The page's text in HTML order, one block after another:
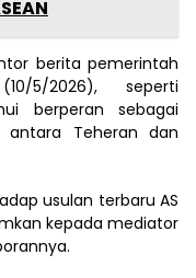
berita pemerintah
5/2026), seperti
berperan sebagai
Teheran dan
usulan terbaru AS
kepada mediator